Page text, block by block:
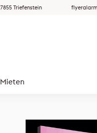
Triefenstein
Mieten